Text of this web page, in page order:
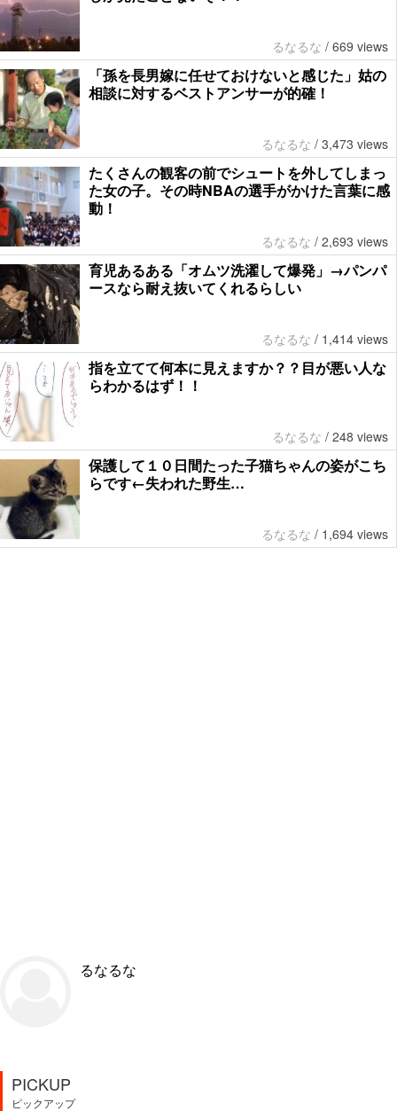
るなるな / 669 views
「孫を長男嫁に任せておけないと感じた」姑の
相談に対するベストアンサーが的確！
るなるな / 3,473 views
たくさんの観客の前でシュートを外してしまっ
た女の子。その時NBAの選手がかけた言葉に感
動！
るなるな / 2,693 views
育児あるある「オムツ洗濯して爆発」→パンパ
ースなら耐え抜いてくれるらしい
るなるな / 1,414 views
指を立てて何本に見えますか？？目が悪い人な
らわかるはず！！
るなるな / 248 views
保護して１０日間たった子猫ちゃんの姿がこち
らです←失われた野生…
るなるな / 1,694 views
るなるな
PICKUP
ピックアップ